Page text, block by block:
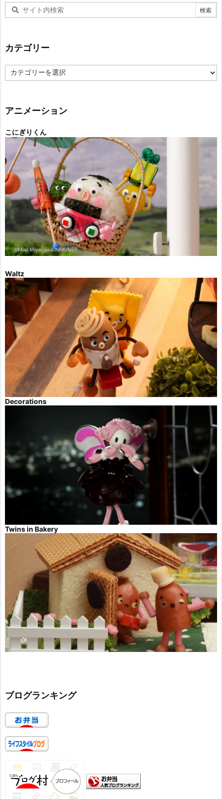
カテゴリー
テ
ー
アニメーション
こにぎりくん
Waltz
Decorations
Twins in Bakery
ブログランキング